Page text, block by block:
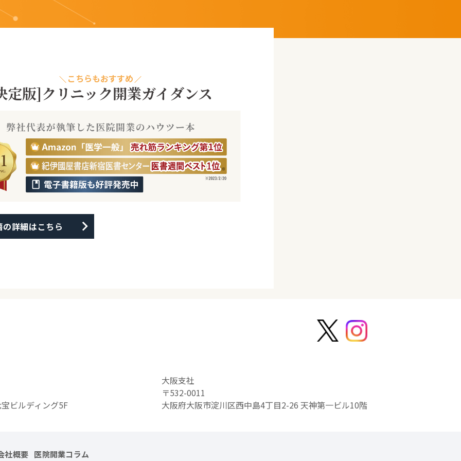
こちらもおすすめ
定版]クリニック開業ガイダンス
の詳細はこちら
ビルディング5F
大阪支社
〒532-0011
大阪府大阪市淀川区西中島4丁目2-26 天神第一ビル10階
社概要 医院開業コラム